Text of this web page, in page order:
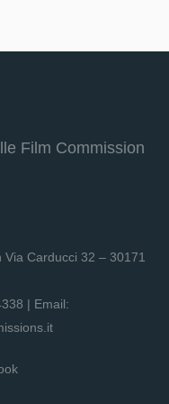
Film Commission
Carducci 32 – 30171
| Email: